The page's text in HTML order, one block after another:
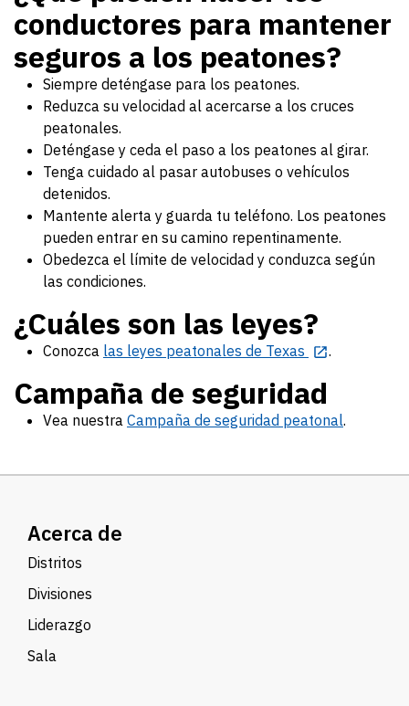
conductores para mantener
seguros a los peatones?
Siempre deténgase para los peatones.
Reduzca su velocidad al acercarse a los cruces
peatonales.
Deténgase y ceda el paso a los peatones al girar.
Tenga cuidado al pasar autobuses o vehículos
detenidos.
Mantente alerta y guarda tu teléfono. Los peatones
pueden entrar en su camino repentinamente.
Obedezca el límite de velocidad y conduzca según
las condiciones.
¿Cuáles son las leyes?
Conozca las leyes peatonales de Texas .
Campaña de seguridad
Vea nuestra Campaña de seguridad peatonal.
Acerca de
Distritos
Divisiones
Liderazgo
Sala